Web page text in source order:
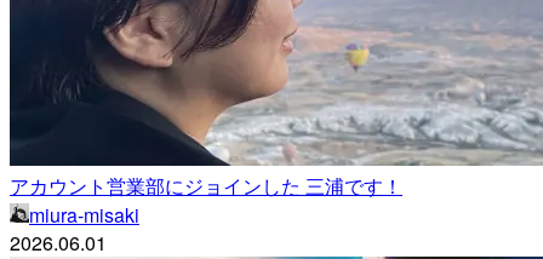
アカウント営業部にジョインした 三浦です！
miura-misaki
2026.06.01